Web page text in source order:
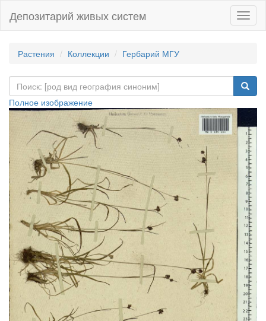
Депозитарий живых систем
Растения Коллекции Гербарий МГУ
Полное изображение